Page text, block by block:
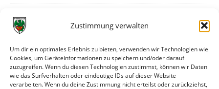
Zustimmung verwalten
Um dir ein optimales Erlebnis zu bieten, verwenden wir Technologien wie
Cookies, um Geräteinformationen zu speichern und/oder darauf
zuzugreifen. Wenn du diesen Technologien zustimmst, können wir Daten
wie das Surfverhalten oder eindeutige IDs auf dieser Website
verarbeiten. Wenn du deine Zustimmung nicht erteilst oder zurückziehst,
30. Juli 2026
28. Juli 2026
Neuer Rückensponsor
28. Juli 2026